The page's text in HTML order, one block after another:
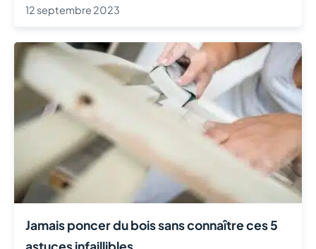
12 septembre 2023
Jamais poncer du bois sans connaître ces 5